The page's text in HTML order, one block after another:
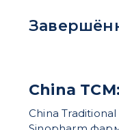
China
China